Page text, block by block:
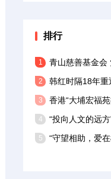
排行
1 青山慈善基金会 党
2 韩红时隔18年重返
3 香港“大埔宏福
4 “投向人文的远方” ——华
5 “守望相助，爱在榆